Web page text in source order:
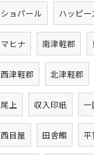
ショパール ハッピ
マヒナ 南津軽郡
西津軽郡 北津軽郡
尾上 収入印紙 一
西目屋 田舎館 平